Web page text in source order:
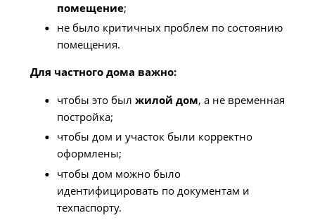
помещение;
не было критичных проблем по состоянию
помещения.
Для частного дома важно:
чтобы это был жилой дом, а не временная
постройка;
чтобы дом и участок были корректно
оформлены;
чтобы дом можно было
идентифицировать по документам и
техпаспорту.